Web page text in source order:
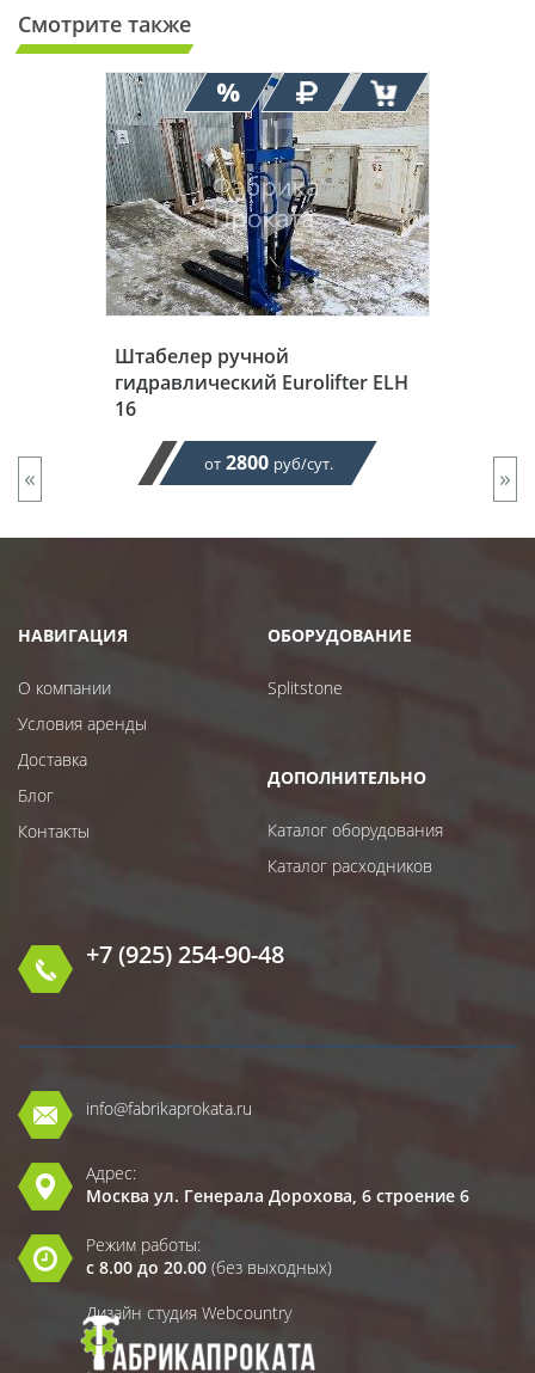
Смотрите также
Штабелер ручной
гидравлический Eurolifter ELH
16
от 2800 руб/сут.
« »
НАВИГАЦИЯ
О компании
Условия аренды
Доставка
Блог
Контакты
ОБОРУДОВАНИЕ
Splitstone
ДОПОЛНИТЕЛЬНО
Каталог оборудования
Каталог расходников
+7 (925) 254-90-48
info@fabrikaprokata.ru
Адрес:
Москва ул. Генерала Дорохова, 6 строение 6
Режим работы:
с 8.00 до 20.00 (без выходных)
Дизайн студия Webcountry